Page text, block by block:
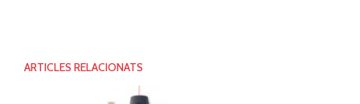
ARTICLES RELACIONATS